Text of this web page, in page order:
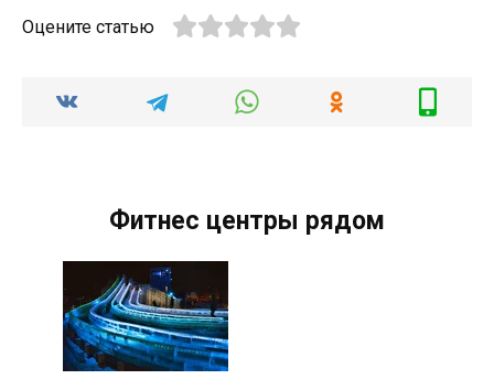
Оцените статью
Фитнес центры рядом